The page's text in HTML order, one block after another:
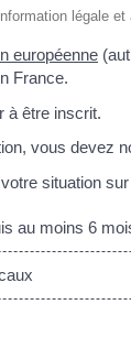
légale
européenne
France.
à être inscrit.
vous devez
situation
au moins 6